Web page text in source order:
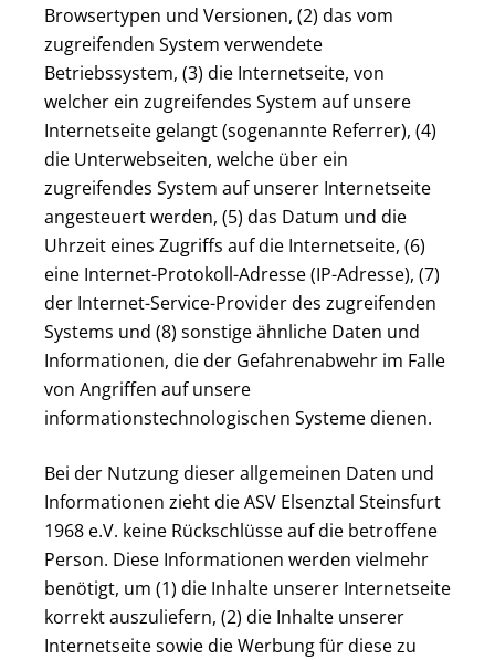
Browsertypen und Versionen, (2) das vom
zugreifenden System verwendete
Betriebssystem, (3) die Internetseite, von
welcher ein zugreifendes System auf unsere
Internetseite gelangt (sogenannte Referrer), (4)
die Unterwebseiten, welche über ein
zugreifendes System auf unserer Internetseite
angesteuert werden, (5) das Datum und die
Uhrzeit eines Zugriffs auf die Internetseite, (6)
eine Internet-Protokoll-Adresse (IP-Adresse), (7)
der Internet-Service-Provider des zugreifenden
Systems und (8) sonstige ähnliche Daten und
Informationen, die der Gefahrenabwehr im Falle
von Angriffen auf unsere
informationstechnologischen Systeme dienen.
Bei der Nutzung dieser allgemeinen Daten und
Informationen zieht die ASV Elsenztal Steinsfurt
1968 e.V. keine Rückschlüsse auf die betroffene
Person. Diese Informationen werden vielmehr
benötigt, um (1) die Inhalte unserer Internetseite
korrekt auszuliefern, (2) die Inhalte unserer
Internetseite sowie die Werbung für diese zu